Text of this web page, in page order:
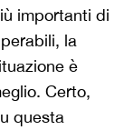
importanti di
la
è
Certo,
questa